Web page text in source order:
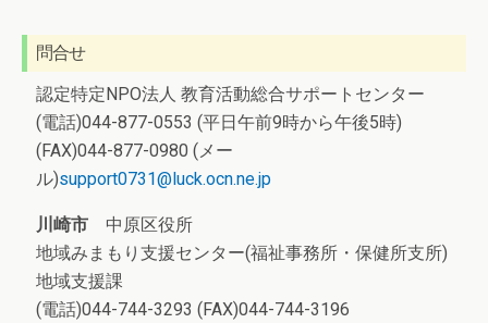
問合せ
認定特定NPO法人 教育活動総合サポートセンター
(電話)044-877-0553 (平日午前9時から午後5時)
(FAX)044-877-0980 (メー
ル)support0731@luck.ocn.ne.jp
川崎市 中原区役所
地域みまもり支援センター(福祉事務所・保健所支所)
地域支援課
(電話)044-744-3293 (FAX)044-744-3196